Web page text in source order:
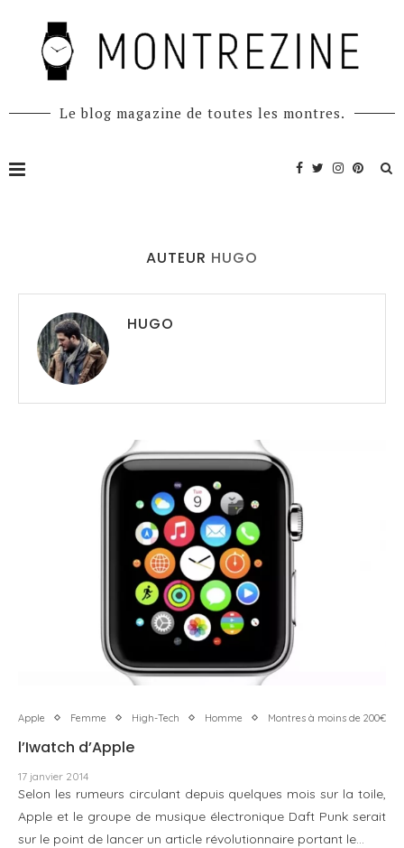
Le blog magazine de toutes les montres.
AUTEUR HUGO
HUGO
Apple Femme High-Tech Homme Montres à moins de 200€
l’Iwatch d’Apple
17 janvier 2014
Selon les rumeurs circulant depuis quelques mois sur la toile,
Apple et le groupe de musique électronique Daft Punk serait
sur le point de lancer un article révolutionnaire portant le…